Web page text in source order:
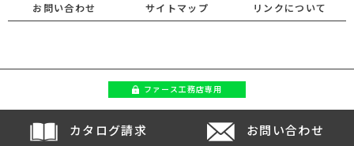
お問い合わせ サイトマップ リンクについて
ファース工務店専用
カタログ請求 お問い合わせ